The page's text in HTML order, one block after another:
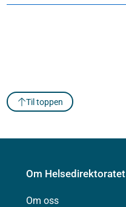
Til toppen
Om Helsedirektoratet
Om oss